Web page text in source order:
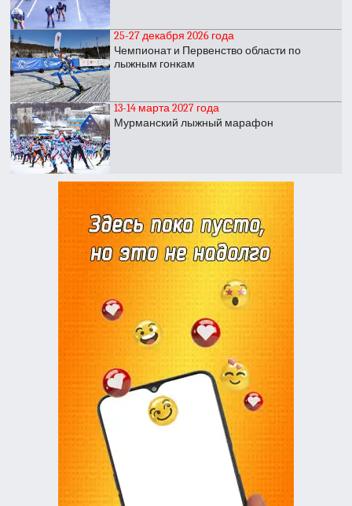
25-27 декабря 2026 года
Чемпионат и Первенство области по
лыжным гонкам
13-14 марта 2027 года
Мурманский лыжный марафон